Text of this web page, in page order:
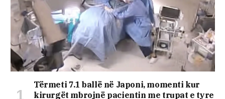
Tërmeti 7.1 ballë në Japoni, momenti kur
kirurgët mbrojnë pacientin me trupat e tyre